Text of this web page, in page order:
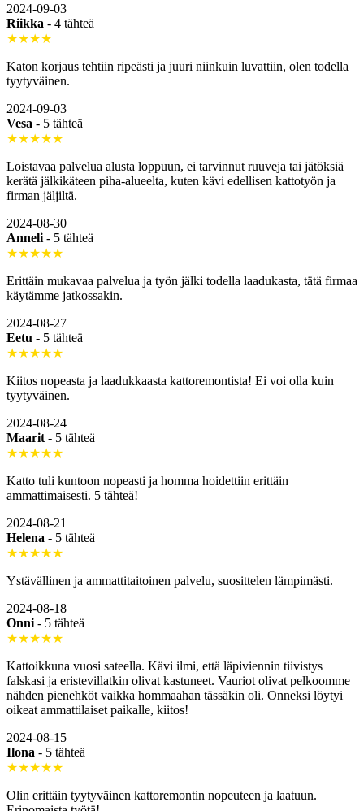
2024-09-03
Riikka - 4 tähteä
★★★★
Katon korjaus tehtiin ripeästi ja juuri niinkuin luvattiin, olen todella
tyytyväinen.
2024-09-03
Vesa - 5 tähteä
★★★★★
Loistavaa palvelua alusta loppuun, ei tarvinnut ruuveja tai jätöksiä
kerätä jälkikäteen piha-alueelta, kuten kävi edellisen kattotyön ja
firman jäljiltä.
2024-08-30
Anneli - 5 tähteä
★★★★★
Erittäin mukavaa palvelua ja työn jälki todella laadukasta, tätä firmaa
käytämme jatkossakin.
2024-08-27
Eetu - 5 tähteä
★★★★★
Kiitos nopeasta ja laadukkaasta kattoremontista! Ei voi olla kuin
tyytyväinen.
2024-08-24
Maarit - 5 tähteä
★★★★★
Katto tuli kuntoon nopeasti ja homma hoidettiin erittäin
ammattimaisesti. 5 tähteä!
2024-08-21
Helena - 5 tähteä
★★★★★
Ystävällinen ja ammattitaitoinen palvelu, suosittelen lämpimästi.
2024-08-18
Onni - 5 tähteä
★★★★★
Kattoikkuna vuosi sateella. Kävi ilmi, että läpiviennin tiivistys
falskasi ja eristevillatkin olivat kastuneet. Vauriot olivat pelkoomme
nähden pienehköt vaikka hommaahan tässäkin oli. Onneksi löytyi
oikeat ammattilaiset paikalle, kiitos!
2024-08-15
Ilona - 5 tähteä
★★★★★
Olin erittäin tyytyväinen kattoremontin nopeuteen ja laatuun.